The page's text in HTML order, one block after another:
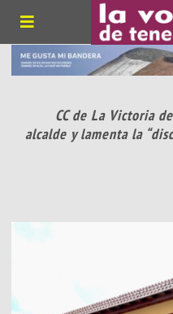
CC de La Victoria
alcalde y lamenta la